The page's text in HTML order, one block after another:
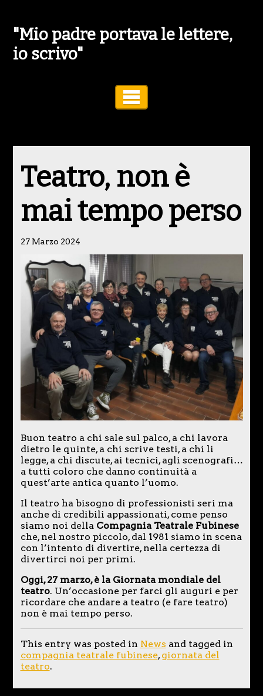
"Mio padre portava le lettere,
io scrivo"
Teatro, non è
mai tempo perso
27 Marzo 2024
Buon teatro a chi sale sul palco, a chi lavora
dietro le quinte, a chi scrive testi, a chi li
legge, a chi discute, ai tecnici, agli scenografi…
a tutti coloro che danno continuità a
quest’arte antica quanto l’uomo.
Il teatro ha bisogno di professionisti seri ma
anche di credibili appassionati, come penso
siamo noi della Compagnia Teatrale Fubinese
che, nel nostro piccolo, dal 1981 siamo in scena
con l’intento di divertire, nella certezza di
divertirci noi per primi.
Oggi, 27 marzo, è la Giornata mondiale del
teatro. Un’occasione per farci gli auguri e per
ricordare che andare a teatro (e fare teatro)
non è mai tempo perso.
This entry was posted in News and tagged in
compagnia teatrale fubinese,giornata del
teatro.